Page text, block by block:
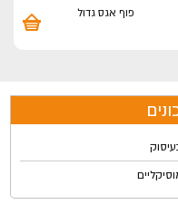
פוף אגס גדול